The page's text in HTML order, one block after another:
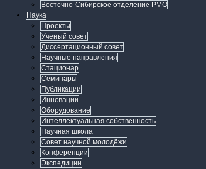
Восточно-Сибирское отделение РМО
Наука
Проекты
Ученый совет
Диссертационный совет
Научные направления
Стационар
Семинары
Публикации
Инновации
Оборудование
Интеллектуальная собственность
Научная школа
Совет научной молодёжи
Конференции
Экспедиции